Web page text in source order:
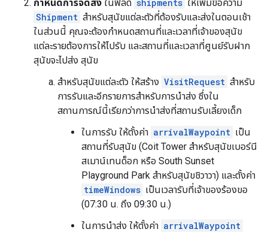
กำหนดการจัดส่ง ในฟิลด์ shipments ให้เพิ่มข้อความ
Shipment สำหรับสุนัขแต่ละตัวที่ต้องรับและส่งในตอนเช้า
ในส่วนนี้ คุณจะต้องกำหนดสถานที่และเวลาที่เจ้าของสุนัข
แต่ละรายต้องการให้ไปรับ และสถานที่และเวลาที่ศูนย์รับฝาก
สุนัขจะไปส่ง สุนัข
สำหรับสุนัขแต่ละตัว ให้สร้าง VisitRequest สำหรับ
การรับและอีกรายการสำหรับการนำส่ง ซึ่งใน
สถานการณ์นี้เรียกว่าการนำส่งที่สถานรับเลี้ยงเด็ก
ในการรับ ให้ตั้งค่า arrivalWaypoint เป็น
สถานที่รับสุนัข (Coit Tower สำหรับสุนัขเบอร์นี
สเมาน์เทนด็อก หรือ South Sunset
Playground Park สำหรับสุนัขชิวาวา) และตั้งค่า
timeWindows เป็นเวลารับที่เจ้าของร้องขอ
(07:30 น. ถึง 09:30 น.)
ในการนำส่ง ให้ตั้งค่า arrivalWaypoint